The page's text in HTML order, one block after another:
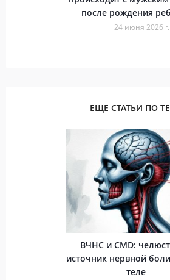
после рождения
24 июня 2026 г.
ЕЩЕ СТАТЬИ ПО
ВЧНС и CMD:
источник нервной
теле